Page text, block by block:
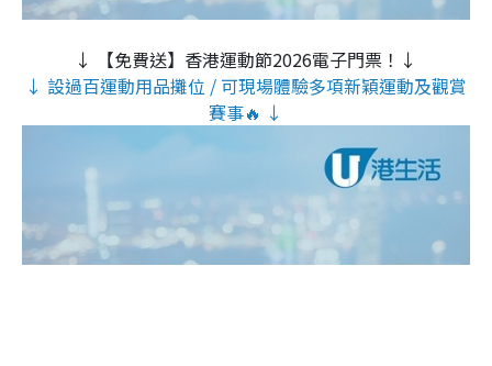
↓ 【免費送】香港運動節2026電子門票！↓
↓ 設過百運動用品攤位 / 可現場體驗多項新穎運動及觀賞
賽事🔥 ↓